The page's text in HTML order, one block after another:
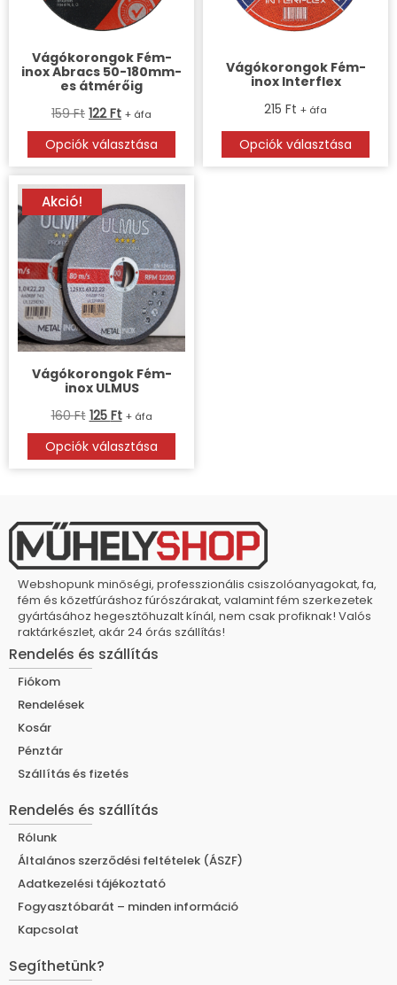
Vágókorongok Fém-
inox Abracs 50-180mm-
es átmérőig
159Ft 122Ft + áfa
Opciók választása
Vágókorongok Fém-
inox Interflex
215 Ft + áfa
Opciók választása
Akció!
Vágókorongok Fém-
inox ULMUS
160Ft 125 Ft + áfa
Opciók választása
Webshopunk minőségi, professzionális csiszolóanyagokat, fa,
fém és kőzetfúráshoz fúrószárakat, valamint fém szerkezetek
gyártásához hegesztőhuzalt kínál, nem csak profiknak! Valós
raktárkészlet, akár 24 órás szállítás!
Rendelés és szállítás
Fiókom
Rendelések
Kosár
Pénztár
Szállítás és fizetés
Rendelés és szállítás
Rólunk
Általános szerződési feltételek (ÁSZF)
Adatkezelési tájékoztató
Fogyasztóbarát – minden információ
Kapcsolat
Segíthetünk?